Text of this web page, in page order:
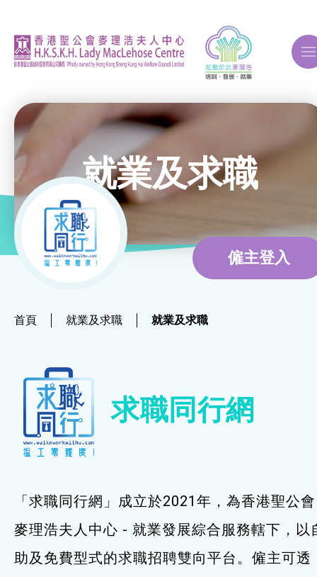
關於我們
ERB再培訓課程
就業及求職
就業及求職
最新資訊 / 招聘會
僱主及企業服務
特別服務項目
就業及求職
僱主登入
首頁 就業及求職 就業及求職
求職同行網
「求職同行網」成立於2021年，為香港聖公會
麥理浩夫人中心 - 就業發展綜合服務轄下，以
助及免費型式的求職招聘雙向平台。僱主可透